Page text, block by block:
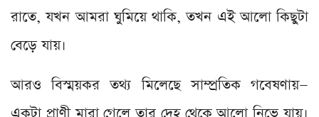
রাতে, যখন আমরা ঘুমিয়ে থাকি, তখন এই আলো কিছুটা
বেড়ে যায়।
আরও বিস্ময়কর তথ্য মিলেছে সাম্প্রতিক গবেষণায়—